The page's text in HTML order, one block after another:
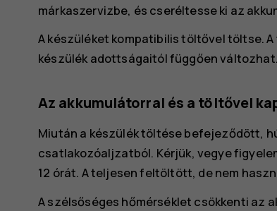
márkaszervizbe, és cseréltesse ki az
A készüléket kompatibilis töltővel töltse.
készülék adottságaitól függően változhat.
Az akkumulátorral és a töltővel
Miután a készülék töltése befejeződött,
csatlakozóaljzatból. Kérjük, vegye
12 órát. A teljesen feltöltött, de nem
A szélsőséges hőmérséklet csökkenti az